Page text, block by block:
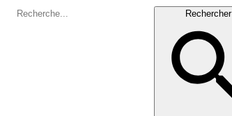
Rechercher